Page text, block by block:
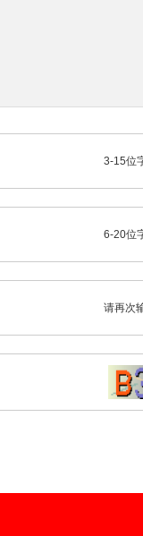
3-15位
6-20位
请再次